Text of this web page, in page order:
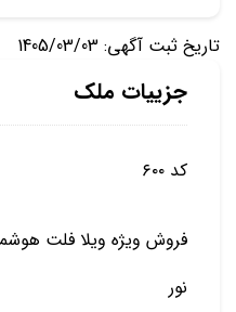
تاریخ ثبت آگهی: 1405/03/03
جزییات ملک
کد ۶۰۰
فروش ویژه ویلا فلت
نور